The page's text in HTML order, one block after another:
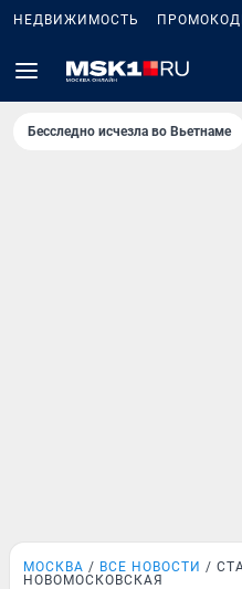
НЕДВИЖИМОСТЬ
Бесследно исчезла во Вьетнаме
МОСКВА ВСЕ НОВОСТИ
НОВОМОСКОВСКАЯ